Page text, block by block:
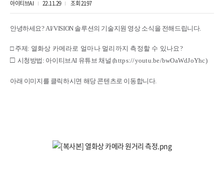
아이티브AI 22.11.29 조회 2197
안녕하세요? AI/VISION 솔루션의 기술지원 영상 소식을 전해드립니다.
□ 주제: 열화상 카메라로 얼마나 멀리까지 측정할 수 있나요?
□ 시청방법: 아이티브AI 유튜브 채널 (https://youtu.be/bwOaWdJoYhc)
아래 이미지를 클릭하시면 해당 콘텐츠로 이동합니다.